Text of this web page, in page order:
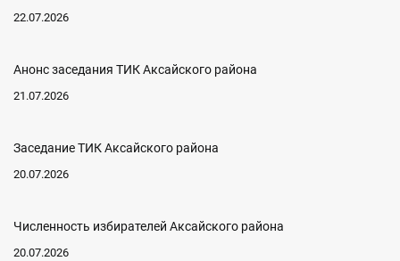
22.07.2026
Анонс заседания ТИК Аксайского района
21.07.2026
Заседание ТИК Аксайского района
20.07.2026
Численность избирателей Аксайского района
20.07.2026